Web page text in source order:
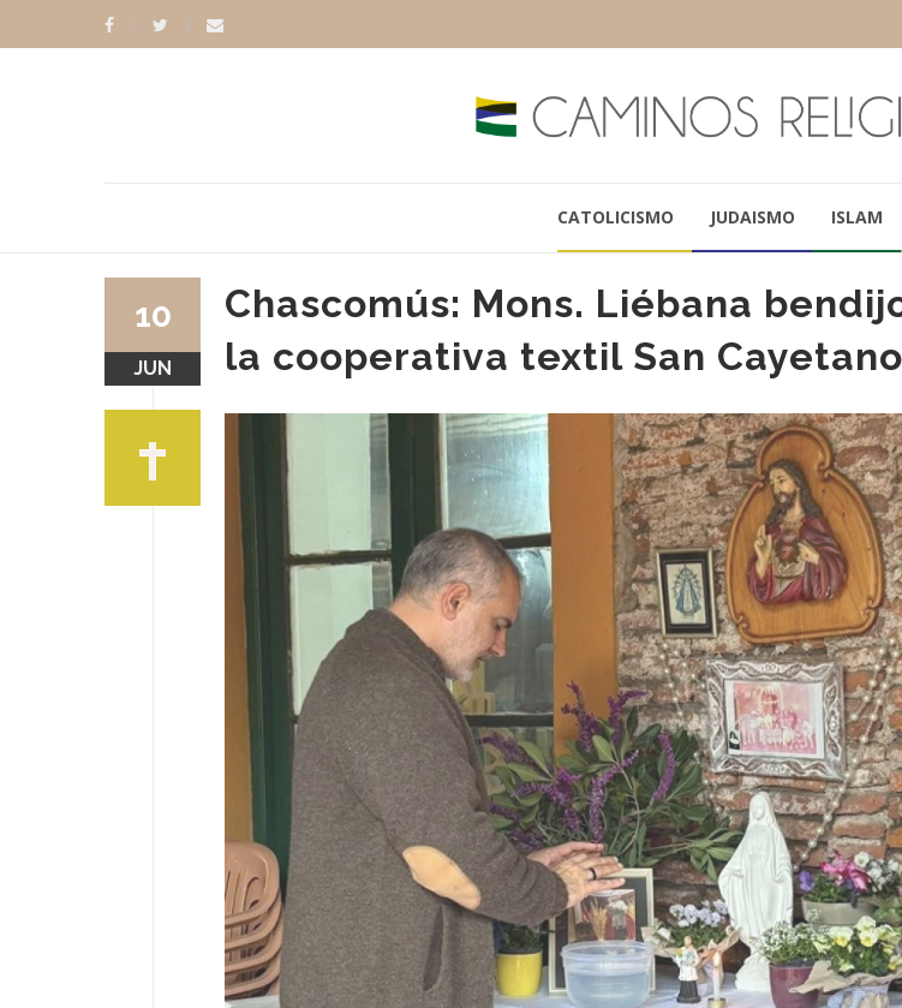
CATOLICISMO JUDAISMO ISLAM
Chascomús: Mons. Liébana
la cooperativa textil San Cayetano
10
JUN